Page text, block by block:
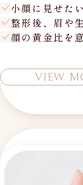
小顔に見せた
整形後、眉や
顔の黄金比を
VIEW